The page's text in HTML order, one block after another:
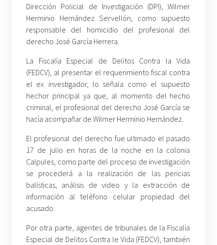
Dirección Policial de Investigación (DPI), Wilmer
Herminio Hernández Servellón, como supuesto
responsable del homicidio del profesional del
derecho José García Herrera.
La Fiscalía Especial de Delitos Contra la Vida
(FEDCV), al presentar el requerimiento fiscal contra
el ex investigador, lo señala como el supuesto
hechor principal ya que, al momento del hecho
criminal, el profesional del derecho José García se
hacía acompañar de Wilmer Herminio Hernández.
El profesional del derecho fue ultimado el pasado
17 de julio en horas de la noche en la colonia
Calpules, como parte del proceso de investigación
se procederá a la realización de las pericias
balísticas, análisis de video y la extracción de
información al teléfono celular propiedad del
acusado.
Por otra parte, agentes de tribunales de la Fiscalía
Especial de Delitos Contra le Vida (FEDCV), también